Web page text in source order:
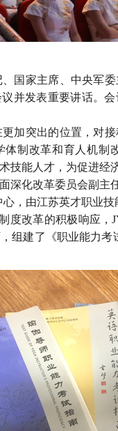
国家主席、中央军
并发表重要讲话。
加突出的位置，对
制改革和育人机制
技能人才，为促进经
深化改革委员会副主
，由江苏英才职业技
度改革的积极响应，
组建了《职业能力